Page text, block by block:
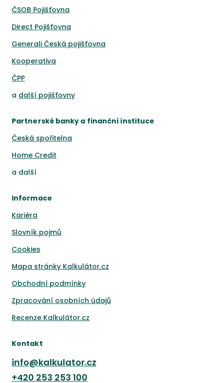
ČSOB Pojišťovna
Direct Pojišťovna
Generali Česká pojišťovna
Kooperativa
ČPP
a další pojišťovny
Partnerské banky a finanční instituce
Česká spořitelna
Home Credit
a další
Informace
Kariéra
Slovník pojmů
Cookies
Mapa stránky Kalkulátor.cz
Obchodní podmínky
Zpracování osobních údajů
Recenze Kalkulátor.cz
Kontakt
info@kalkulator.cz
+420 253 253 100